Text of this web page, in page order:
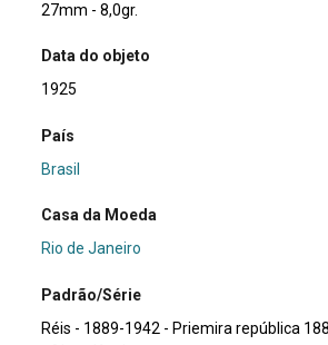
27mm - 8,0gr.
Data do objeto
1925
País
Brasil
Casa da Moeda
Rio de Janeiro
Padrão/Série
Réis - 1889-1942 - Priemira república